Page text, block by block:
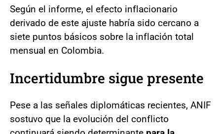
Según el informe, el efecto inflacionario
derivado de este ajuste habría sido cercano a
siete puntos básicos sobre la inflación total
mensual en Colombia.
Incertidumbre sigue presente
Pese a las señales diplomáticas recientes, ANIF
sostuvo que la evolución del conflicto